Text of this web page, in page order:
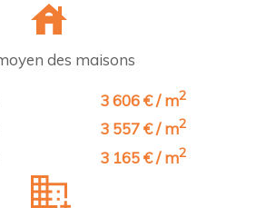
des maisons
3 606 € / m2
3 557 € / m2
3 165 € / m2